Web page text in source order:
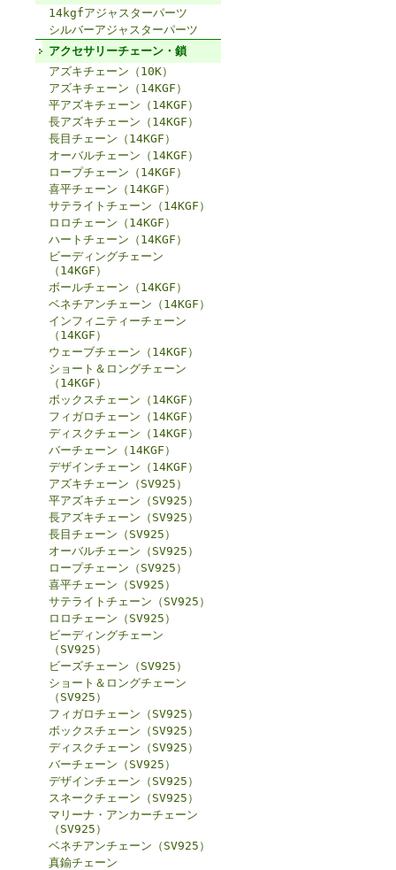
14kgfアジャスターパーツ
シルバーアジャスターパーツ
アクセサリーチェーン・鎖
アズキチェーン（10K）
アズキチェーン（14KGF）
平アズキチェーン（14KGF）
長アズキチェーン（14KGF）
長目チェーン（14KGF）
オーバルチェーン（14KGF）
ロープチェーン（14KGF）
喜平チェーン（14KGF）
サテライトチェーン（14KGF）
ロロチェーン（14KGF）
ハートチェーン（14KGF）
ビーディングチェーン
（14KGF）
ボールチェーン（14KGF）
ベネチアンチェーン（14KGF）
インフィニティーチェーン
（14KGF）
ウェーブチェーン（14KGF）
ショート＆ロングチェーン
（14KGF）
ボックスチェーン（14KGF）
フィガロチェーン（14KGF）
ディスクチェーン（14KGF）
バーチェーン（14KGF）
デザインチェーン（14KGF）
アズキチェーン（SV925）
平アズキチェーン（SV925）
長アズキチェーン（SV925）
長目チェーン（SV925）
オーバルチェーン（SV925）
ロープチェーン（SV925）
喜平チェーン（SV925）
サテライトチェーン（SV925）
ロロチェーン（SV925）
ビーディングチェーン
（SV925）
ビーズチェーン（SV925）
ショート＆ロングチェーン
（SV925）
フィガロチェーン（SV925）
ボックスチェーン（SV925）
ディスクチェーン（SV925）
バーチェーン（SV925）
デザインチェーン（SV925）
スネークチェーン（SV925）
マリーナ・アンカーチェーン
（SV925）
ベネチアンチェーン（SV925）
真鍮チェーン